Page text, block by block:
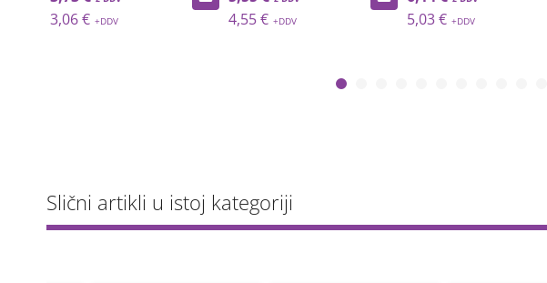
3,06 €
4,55 €
5,03 €
Slični artikli u istoj kategoriji